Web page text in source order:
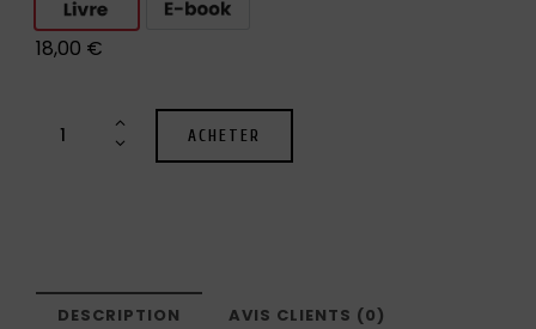
18,00 €
ACHETER
DESCRIPTION AVIS CLIENTS (0)